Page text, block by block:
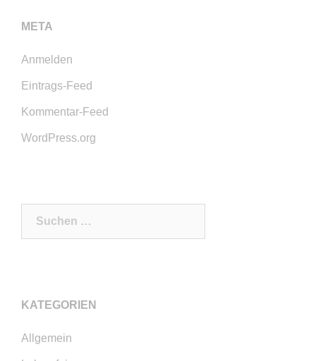
META
Anmelden
Eintrags-Feed
Kommentar-Feed
WordPress.org
KATEGORIEN
Allgemein